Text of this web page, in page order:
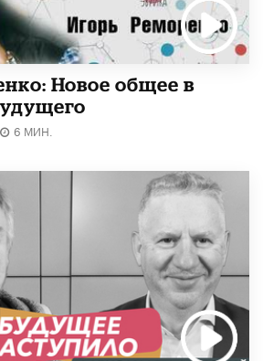
Новое общее в
6 МИН.